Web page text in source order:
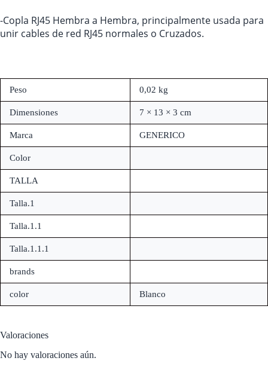
-Copla RJ45 Hembra a Hembra, principalmente usada para
unir cables de red RJ45 normales o Cruzados.
Peso 0,02 kg
Dimensiones 7 × 13 × 3 cm
Marca GENERICO
Color
TALLA
Talla.1
Talla.1.1
Talla.1.1.1
brands
color Blanco
Valoraciones
No hay valoraciones aún.